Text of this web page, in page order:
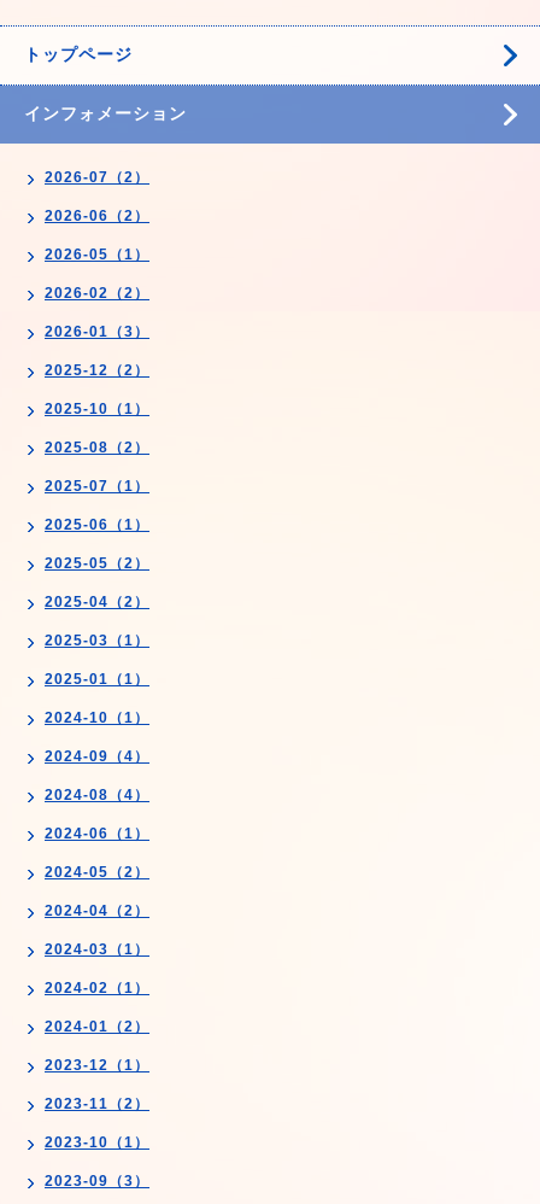
トップページ
インフォメーション
2026-07（2）
2026-06（2）
2026-05（1）
2026-02（2）
2026-01（3）
2025-12（2）
2025-10（1）
2025-08（2）
2025-07（1）
2025-06（1）
2025-05（2）
2025-04（2）
2025-03（1）
2025-01（1）
2024-10（1）
2024-09（4）
2024-08（4）
2024-06（1）
2024-05（2）
2024-04（2）
2024-03（1）
2024-02（1）
2024-01（2）
2023-12（1）
2023-11（2）
2023-10（1）
2023-09（3）